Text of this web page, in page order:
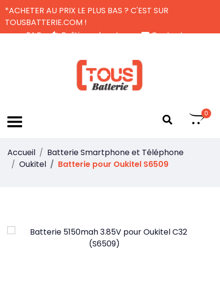
*ACHETER AU PRIX LE PLUS BAS ? C'EST SUR
TOUSBATTERIE.COM !
FAQ
Politique de retour
Contactez-nous
0
Accueil
Batterie Smartphone et Téléphone
Oukitel
Batterie pour Oukitel S6509